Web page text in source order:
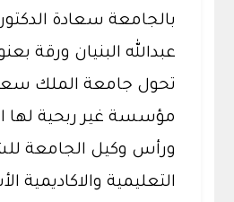
بالجامعة سعادة
عبدالله البنيان ورقة
تحول جامعة الملك
مؤسسة غير ربحية لها
ورأس وكيل الجامعة
التعليمية والاكاديمية